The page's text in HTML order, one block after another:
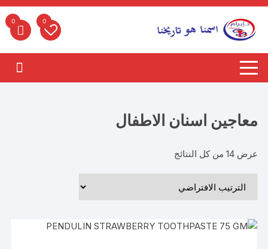
التجاوز
المحتوى
0
0
معاجين اسنان الاطفال
عرض ⁦14⁩ من كل النتائج